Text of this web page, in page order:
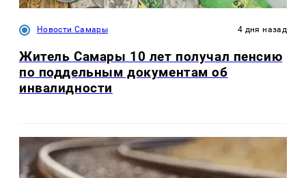
Новости Самары 4 дня назад
Житель Самары 10 лет получал пенсию
по поддельным документам об
инвалидности